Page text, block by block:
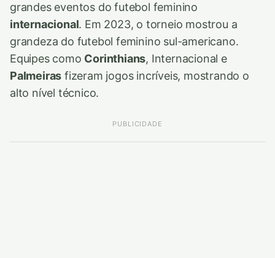
grandes eventos do futebol feminino
internacional. Em 2023, o torneio mostrou a
grandeza do futebol feminino sul-americano.
Equipes como Corinthians, Internacional e
Palmeiras fizeram jogos incríveis, mostrando o
alto nível técnico.
PUBLICIDADE